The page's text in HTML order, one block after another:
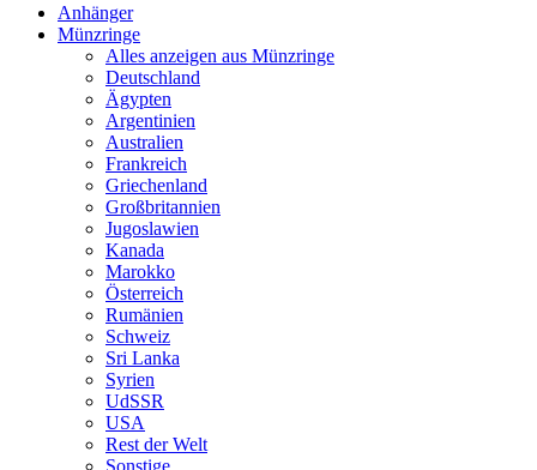
Anhänger
Münzringe
Alles anzeigen aus Münzringe
Deutschland
Ägypten
Argentinien
Australien
Frankreich
Griechenland
Großbritannien
Jugoslawien
Kanada
Marokko
Österreich
Rumänien
Schweiz
Sri Lanka
Syrien
UdSSR
USA
Rest der Welt
Sonstige